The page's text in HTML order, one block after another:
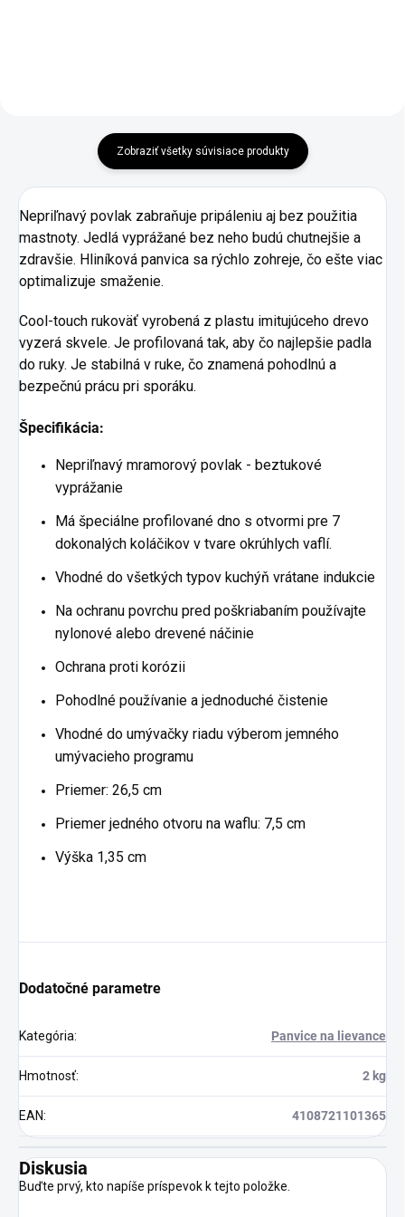
Zobraziť všetky súvisiace produkty
Nepriľnavý povlak zabraňuje pripáleniu aj bez použitia
mastnoty. Jedlá vyprážané bez neho budú chutnejšie a
zdravšie. Hliníková panvica sa rýchlo zohreje, čo ešte viac
optimalizuje smaženie.
Cool-touch rukoväť vyrobená z plastu imitujúceho drevo
vyzerá skvele. Je profilovaná tak, aby čo najlepšie padla
do ruky. Je stabilná v ruke, čo znamená pohodlnú a
bezpečnú prácu pri sporáku.
Špecifikácia:
Nepriľnavý mramorový povlak - beztukové
vyprážanie
Má špeciálne profilované dno s otvormi pre 7
dokonalých koláčikov v tvare okrúhlych vaflí.
Vhodné do všetkých typov kuchýň vrátane indukcie
Na ochranu povrchu pred poškriabaním používajte
nylonové alebo drevené náčinie
Ochrana proti korózii
Pohodlné používanie a jednoduché čistenie
Vhodné do umývačky riadu výberom jemného
umývacieho programu
Priemer: 26,5 cm
Priemer jedného otvoru na waflu: 7,5 cm
Výška 1,35 cm
Dodatočné parametre
Kategória: Panvice na lievance
Hmotnosť: 2 kg
EAN: 4108721101365
Diskusia
Buďte prvý, kto napíše príspevok k tejto položke.